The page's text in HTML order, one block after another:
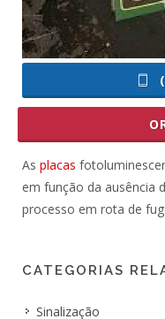
As placas
em função da ausência
processo em rota de
CATEGORIAS
Sinalização